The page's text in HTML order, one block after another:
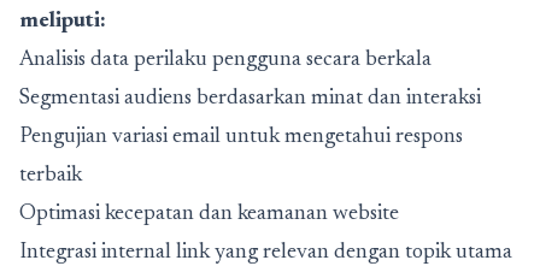
meliputi:
Analisis data perilaku pengguna secara berkala
Segmentasi audiens berdasarkan minat dan interaksi
Pengujian variasi email untuk mengetahui respons
terbaik
Optimasi kecepatan dan keamanan website
Integrasi internal link yang relevan dengan topik utama